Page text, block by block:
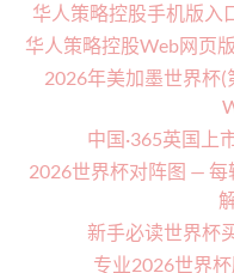
华人策略控股手机版入
华人策略控股Web网页版
2026年美加墨世界杯
中国·365英国上
2026世界杯对阵图 —
新手必读世界杯
专业2026世界